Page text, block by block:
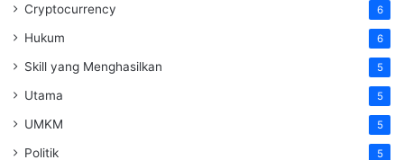
Cryptocurrency 6
Hukum 6
Skill yang Menghasilkan 5
Utama 5
UMKM 5
Politik 5